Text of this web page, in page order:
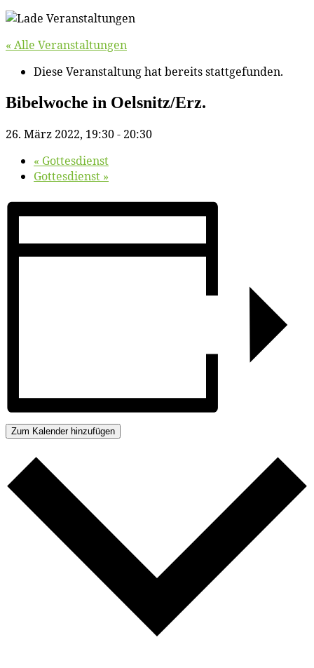
« Alle Veranstaltungen
Diese Veranstaltung hat bereits stattgefunden.
Bi­bel­wo­che in Oelsnitz/​Erz.
26. März 2022, 19:30- 20:30
« Got­tes­dienst
Got­tes­dienst »
Zum Kalender hinzufügen